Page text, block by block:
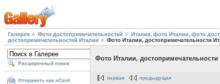
Галерея Фото достопримечательностей
Италия, фото Италии, фото
достопримечательностей Италии
Фото Италии, достопримечательности
Расширенный поиск
Отправить как eCard
Фото Италии,
первая предыдущая